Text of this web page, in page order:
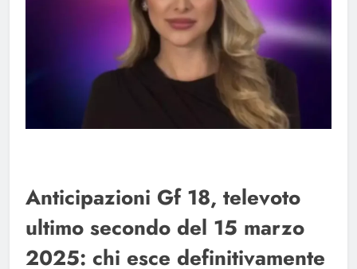
Anticipazioni Gf 18, televoto
ultimo secondo del 15 marzo
2025: chi esce definitivamente